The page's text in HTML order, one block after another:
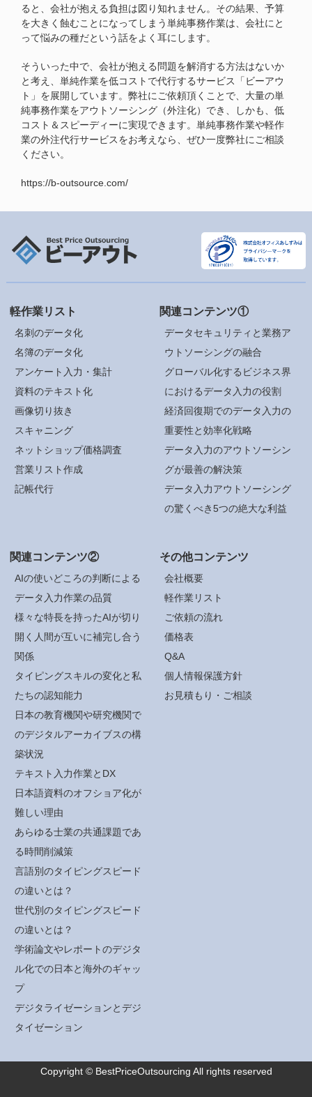
ると、会社が抱える負担は図り知れません。その結果、予算
を大きく蝕むことになってしまう単純事務作業は、会社にと
って悩みの種だという話をよく耳にします。
そういった中で、会社が抱える問題を解消する方法はないか
と考え、単純作業を低コストで代行するサービス「ビーアウ
ト」を展開しています。弊社にご依頼頂くことで、大量の単
純事務作業をアウトソーシング（外注化）でき、しかも、低
コスト＆スピーディーに実現できます。単純事務作業や軽作
業の外注代行サービスをお考えなら、ぜひ一度弊社にご相談
ください。
https://b-outsource.com/
軽作業リスト
名刺のデータ化
名簿のデータ化
アンケート入力・集計
資料のテキスト化
画像切り抜き
スキャニング
ネットショップ価格調査
営業リスト作成
記帳代行
関連コンテンツ①
データセキュリティと業務ア
ウトソーシングの融合
グローバル化するビジネス界
におけるデータ入力の役割
経済回復期でのデータ入力の
重要性と効率化戦略
データ入力のアウトソーシン
グが最善の解決策
データ入力アウトソーシング
の驚くべき5つの絶大な利益
関連コンテンツ②
AIの使いどころの判断による
データ入力作業の品質
様々な特長を持ったAIが切り
開く人間が互いに補完し合う
関係
タイピングスキルの変化と私
たちの認知能力
日本の教育機関や研究機関で
のデジタルアーカイブスの構
築状況
テキスト入力作業とDX
日本語資料のオフショア化が
難しい理由
あらゆる士業の共通課題であ
る時間削減策
言語別のタイピングスピード
の違いとは？
世代別のタイピングスピード
の違いとは？
学術論文やレポートのデジタ
ル化での日本と海外のギャッ
プ
デジタライゼーションとデジ
タイゼーション
その他コンテンツ
会社概要
軽作業リスト
ご依頼の流れ
価格表
Q&A
個人情報保護方針
お見積もり・ご相談
Copyright © BestPriceOutsourcing All rights reserved